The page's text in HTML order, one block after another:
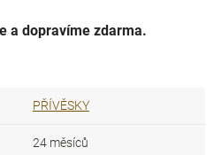
a dopravíme zdarma.
PŘÍVĚSKY
24 měsíců